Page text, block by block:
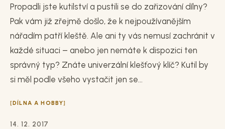
Propadli jste kutilství a pustili se do zařizování dílny?
Pak vám již zřejmě došlo, že k nejpoužívanějším
nářadím patří kleště. Ale ani ty vás nemusí zachránit v
každé situaci – anebo jen nemáte k dispozici ten
správný typ? Znáte univerzální klešťový klíč? Kutil by
si měl podle všeho vystačit jen se...
DÍLNA A HOBBY
14. 12. 2017